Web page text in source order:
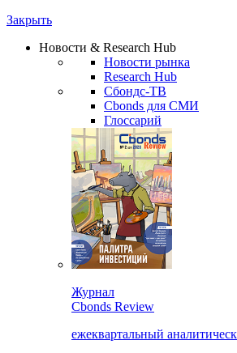
Закрыть
Новости & Research Hub
Новости рынка
Research Hub
Сбондс-ТВ
Cbonds для СМИ
Глоссарий
Журнал
Cbonds Review
ежеквартальный